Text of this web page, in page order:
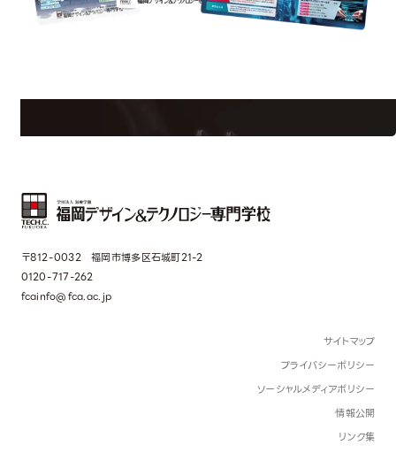
Information
〒812-0032 福岡市博多区石城町21-2
0120-717-262
fcainfo@fca.ac.jp
サイトマップ
プライバシーポリシー
ソーシャルメディアポリシー
情報公開
リンク集